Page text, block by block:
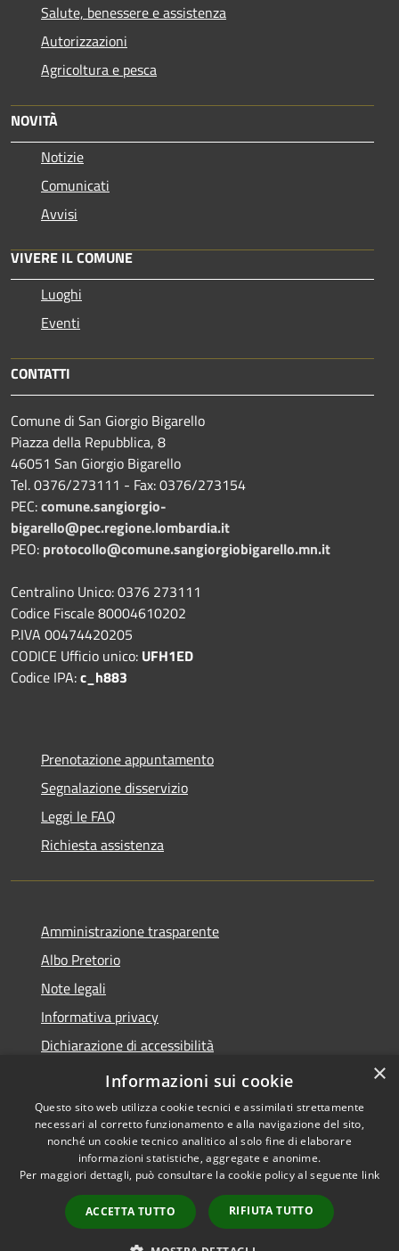
Salute, benessere e assistenza
Autorizzazioni
Agricoltura e pesca
NOVITÀ
Notizie
Comunicati
Avvisi
VIVERE IL COMUNE
Luoghi
Eventi
CONTATTI
Comune di San Giorgio Bigarello
Piazza della Repubblica, 8
46051 San Giorgio Bigarello
Tel. 0376/273111 - Fax: 0376/273154
PEC:comune.sangiorgio-
bigarello@pec.regione.lombardia.it
PEO: protocollo@comune.sangiorgiobigarello.mn.it
Centralino Unico: 0376 273111
Codice Fiscale 80004610202
P.IVA 00474420205
CODICE Ufficio unico: UFH1ED
Codice IPA:c_h883
Prenotazione appuntamento
Segnalazione disservizio
Leggi le FAQ
Richiesta assistenza
Amministrazione trasparente
Albo Pretorio
Note legali
Informativa privacy
Dichiarazione di accessibilità
Obiettivi di accessibilità
Accessibilità
Copyright © 2026 • Comune di
San Giorgio Bigarello •
Powered byMunicipium
Accesso redazione
×
Informazioni sui cookie
Questo sito web utilizza cookie tecnici e assimilati strettamente
necessari al corretto funzionamento e alla navigazione del sito,
nonché un cookie tecnico analitico al solo fine di elaborare
informazioni statistiche, aggregate e anonime.
Per maggiori dettagli, può consultare la cookie policy al seguente link
ACCETTA TUTTO RIFIUTA TUTTO